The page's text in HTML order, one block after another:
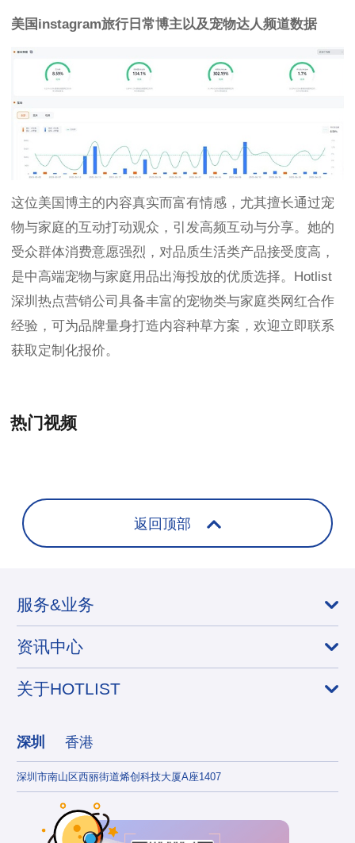
美国 instagram旅行日常博主以及宠物达人频道数据
这位美国博主的内容真实而富有情感，尤其擅长通过宠
物与家庭的互动打动观众，引发高频互动与分享。她的
受众群体消费意愿强烈，对品质生活类产品接受度高，
是中高端宠物与家庭用品出海投放的优质选择。Hotlist
深圳热点营销公司具备丰富的宠物类与家庭类网红合作
经验，可为品牌量身打造内容种草方案，欢迎立即联系
获取定制化报价。
热门视频
返回顶部
服务&业务
资讯中心
关于HOTLIST
深圳 香港
深圳市南山区西丽街道烯创科技大厦A座1407